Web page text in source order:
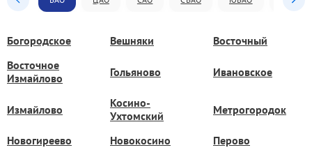
Богородское Вешняки
Восточный
Восточное
Измайлово
Гольяново Ивановское
Измайлово
Косино-
Ухтомский
Метрогородок
Новогиреево Новокосино Перово